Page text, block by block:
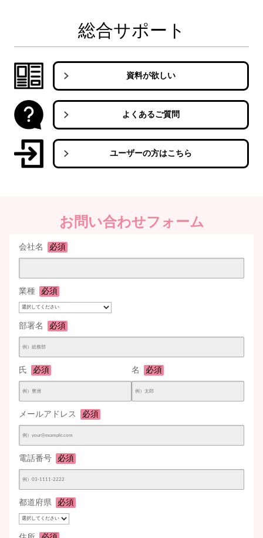
総合サポート
資料が欲しい
よくあるご質問
ユーザーの方はこちら
お問い合わせフォーム
会社名 必須
業種 必須
部署名 必須
氏 必須 名 必須
メールアドレス 必須
電話番号 必須
都道府県 必須